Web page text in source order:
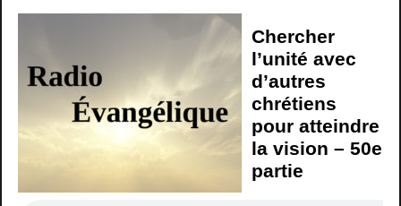
Chercher
l’unité avec
d’autres
chrétiens
pour atteindre
la vision – 50e
partie